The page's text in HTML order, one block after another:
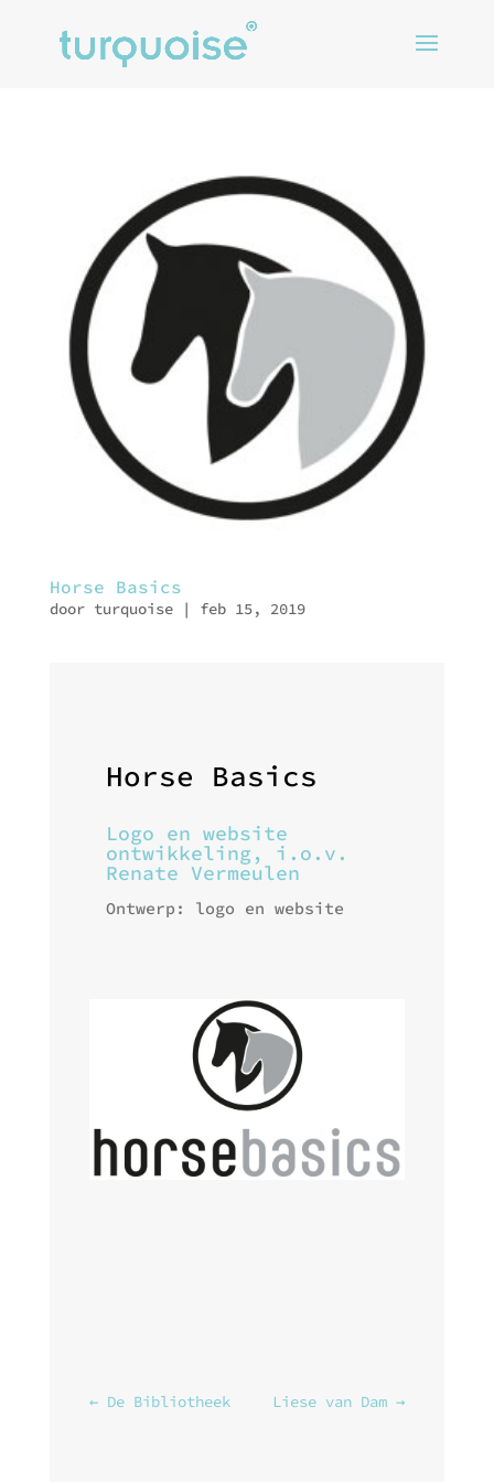
Horse Basics
door turquoise| feb 15, 2019
Horse Basics
Logo en website
ontwikkeling, i.o.v.
Renate Vermeulen
Ontwerp: logo en website
← De Bibliotheek Liese van Dam →